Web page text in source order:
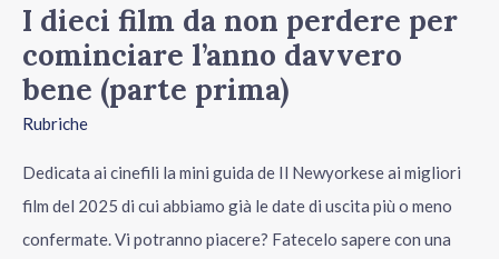
I dieci film da non perdere per
cominciare l’anno davvero
bene (parte prima)
Rubriche
Dedicata ai cinefili la mini guida de Il Newyorkese ai migliori
film del 2025 di cui abbiamo già le date di uscita più o meno
confermate. Vi potranno piacere? Fatecelo sapere con una